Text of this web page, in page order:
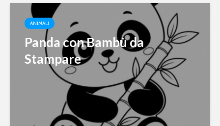
ANIMALI
Panda con Bambù da
Stampare